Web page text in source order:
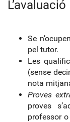
L’avaluació
Se
pel tutor.
Les
(sense
nota
Proves
proves
professor